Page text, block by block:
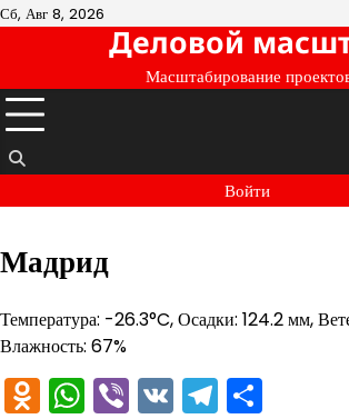
Перейти
Сб, Авг 8, 2026
Деловой
Масштабирование
Войти
Мадрид
Температура: -26.3°C, Осадки: 124.2 мм,
Влажность: 67%
Odnoklassniki
WhatsApp
Viber
VK